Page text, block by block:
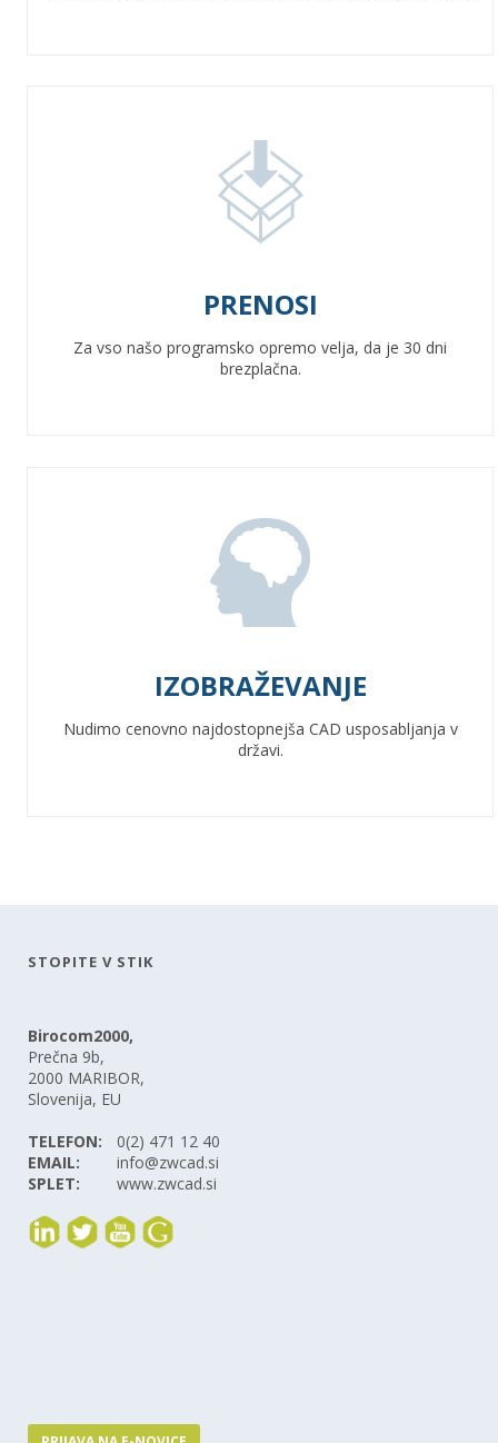
PRENOSI
Za vso našo programsko opremo velja, da je 30 dni
brezplačna.
IZOBRAŽEVANJE
Nudimo cenovno najdostopnejša CAD usposabljanja v
državi.
STOPITE V STIK
Birocom2000,
Prečna 9b,
2000 MARIBOR,
Slovenija, EU
TELEFON:
0(2) 471 12 40
EMAIL:
info@zwcad.si
SPLET:
www.zwcad.si